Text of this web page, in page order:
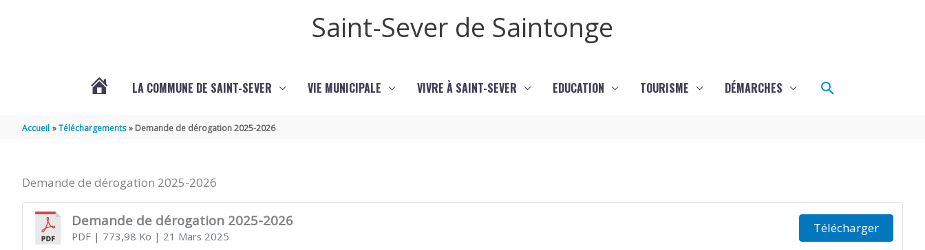
Saint-Sever de Saintonge
SEVER
LA COMMUNE DE SAINT-SEVER VIE MUNICIPALE VIVRE À SAINT-SEVER EDUCATION TOURISME DÉMARCHES Rechercher
Accueil Téléchargements Demande de dérogation 2025-2026
Demande de dérogation 2025-2026
Demande de dérogation 2025-2026
PDF| 773,98 Ko | 21 Mars 2025
Télécharger